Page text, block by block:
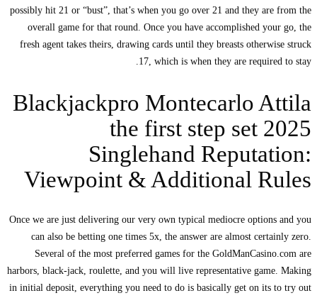
possibly hit 21 or “bust”, that’s when you go over 21 and they are from the
overall game for that round. Once you have accomplished your go, the
fresh agent takes theirs, drawing cards until they breasts otherwise struck
17, which is when they are required to stay.
Blackjackpro Montecarlo Attila
the first step set 2025
Singlehand Reputation:
Viewpoint & Additional Rules
Once we are just delivering our very own typical mediocre options and you
can also be betting one times 5x, the answer are almost certainly zero.
Several of the most preferred games for the GoldManCasino.com are
harbors, black-jack, roulette, and you will live representative game. Making
in initial deposit, everything you need to do is basically get on its to try out